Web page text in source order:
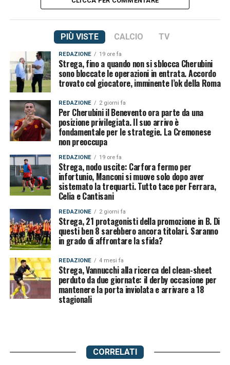
PIÙ VISTE CALCIO TV
REDAZIONE 19 ore fa
Strega, fino a quando non si sblocca Cherubini
sono bloccate le operazioni in entrata. Accordo
trovato col giocatore, imminente l’ok della Roma
REDAZIONE 2 giorni fa
Per Cherubini il Benevento ora parte da una
posizione privilegiata. Il suo arrivo è
fondamentale per le strategie. La Cremonese
non preoccupa
REDAZIONE 19 ore fa
Strega, nodo uscite: Carfora fermo per
infortunio, Manconi si muove solo dopo aver
sistemato la trequarti. Tutto tace per Ferrara,
Celia e Cantisani
REDAZIONE 2 giorni fa
Strega, 21 protagonisti della promozione in B. Di
questi ben 8 sarebbero ancora titolari. Saranno
in grado di affrontare la sfida?
REDAZIONE 4 mesi fa
Strega, Vannucchi alla ricerca del clean-sheet
perduto da due giornate: il derby occasione per
mantenere la porta inviolata e arrivare a 18
stagionali
CORRELATI